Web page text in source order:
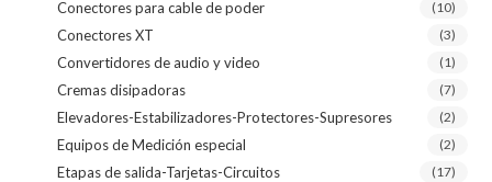
Conectores para cable de poder (10)
Conectores XT (3)
Convertidores de audio y video (1)
Cremas disipadoras (7)
Elevadores-Estabilizadores-Protectores-Supresores (2)
Equipos de Medición especial (2)
Etapas de salida-Tarjetas-Circuitos (17)